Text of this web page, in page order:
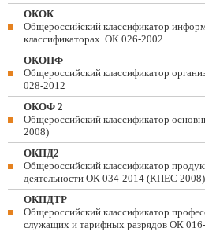
ОКОК
Общероссийский классификатор
классификаторах. ОК 026-2002
ОКОПФ
Общероссийский классификатор
028-2012
ОКОФ 2
Общероссийский классификатор
2008)
ОКПД2
Общероссийский классификатор
деятельности ОК 034-2014 (КПЕС 2008)
ОКПДТР
Общероссийский классификатор
служащих и тарифных разрядов ОК